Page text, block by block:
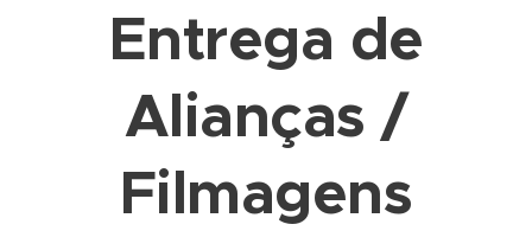
Entrega de
Alianças /
Filmagens